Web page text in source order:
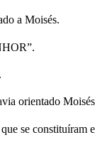
a Moisés.
orientado
se constituíram